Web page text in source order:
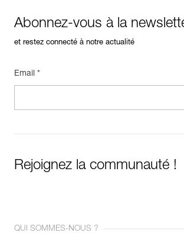
Abonnez-vous à la
et restez connecté à notre actualité
Email *
Rejoignez la communauté !
QUI SOMMES-NOUS ?